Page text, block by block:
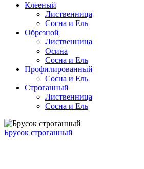
Клееный
Лиственница
Сосна и Ель
Обрезной
Лиственница
Осина
Сосна и Ель
Профилированный
Сосна и Ель
Строганный
Лиственница
Сосна и Ель
Брусок строганный